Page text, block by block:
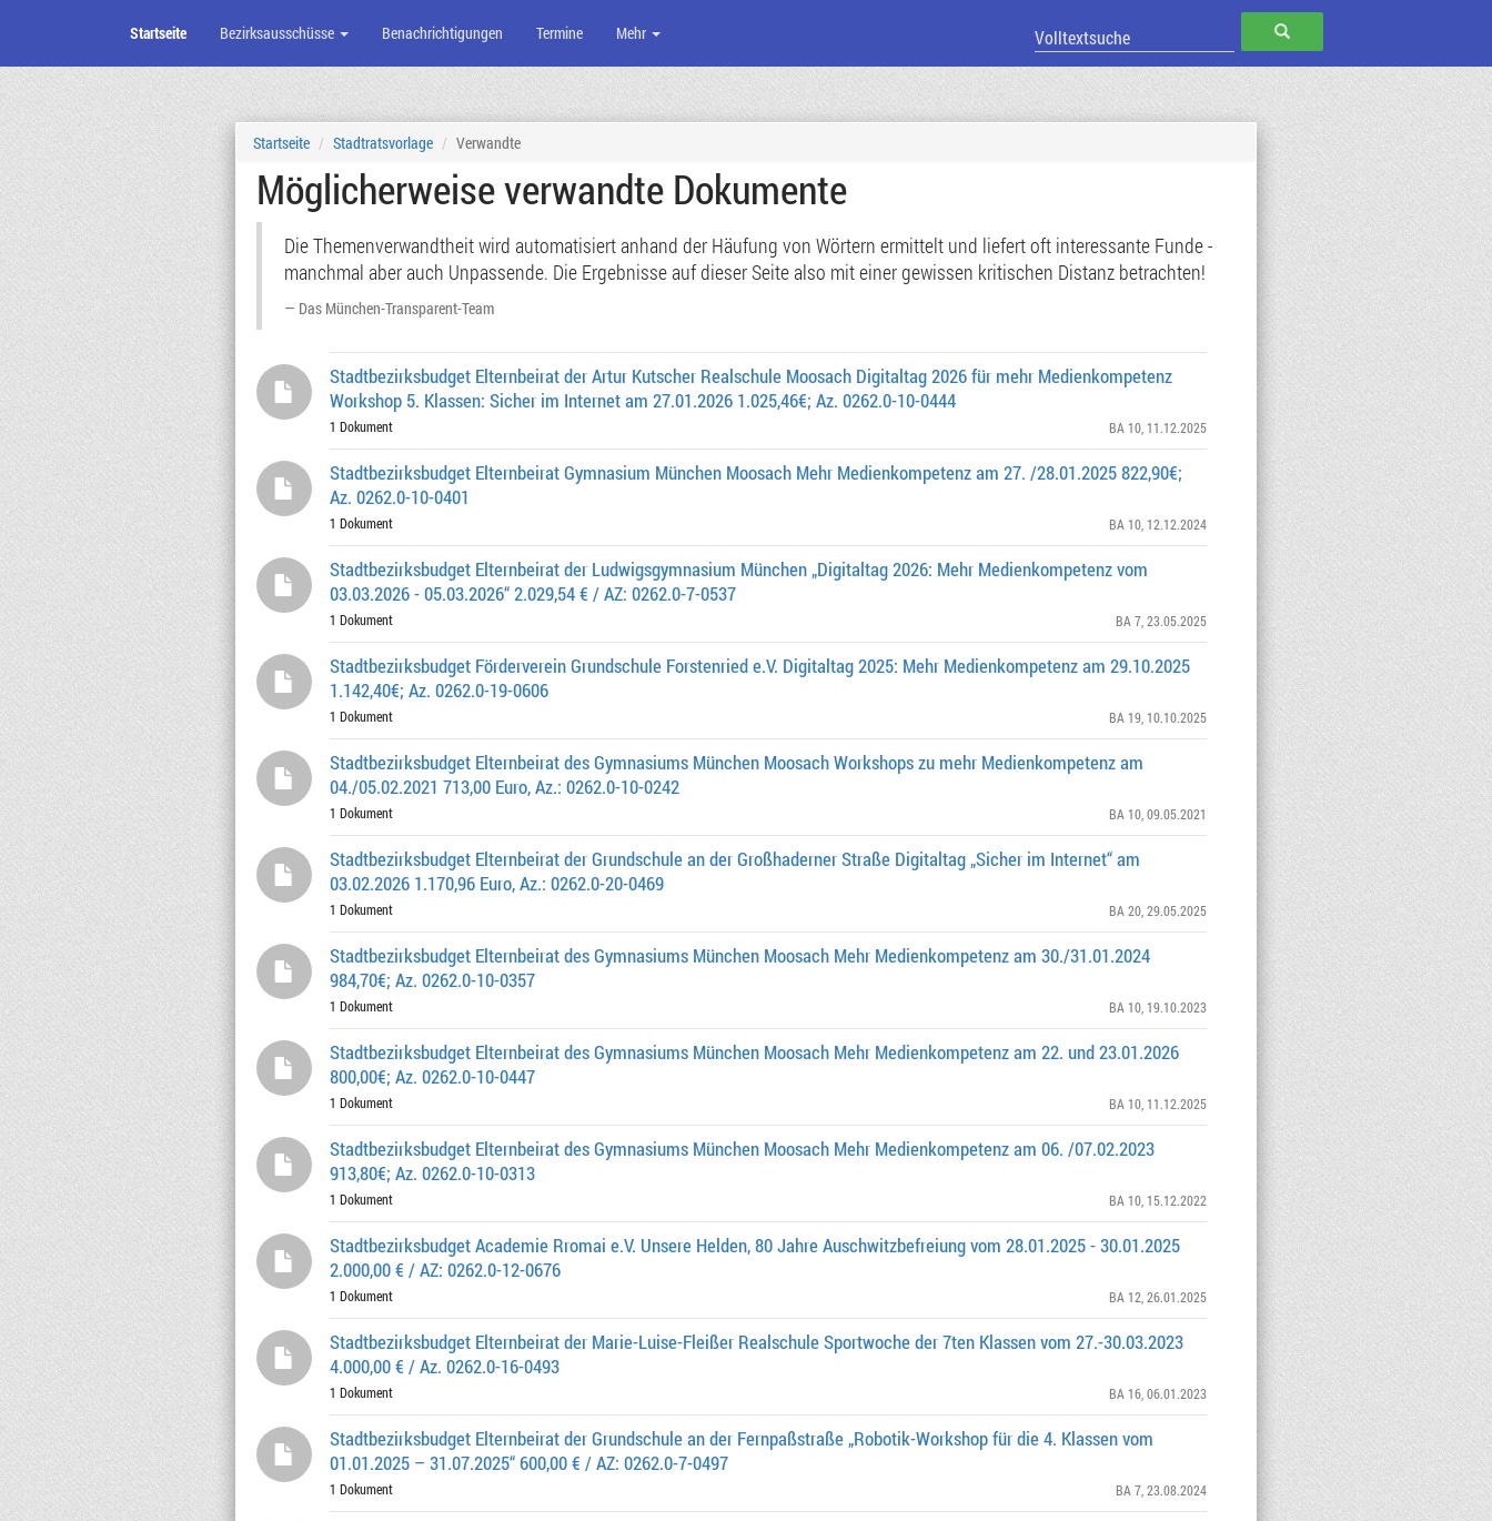
Zum
Seiteninhalt
SUCHEN
Startseite Bezirksausschüsse Benachrichtigungen Termine Mehr
Startseite Stadtratsvorlage Verwandte
Möglicherweise verwandte Dokumente
Die Themenverwandtheit wird automatisiert anhand der Häufung von Wörtern ermittelt und liefert oft interessante Funde -
manchmal aber auch Unpassende. Die Ergebnisse auf dieser Seite also mit einer gewissen kritischen Distanz betrachten!
Das München-Transparent-Team
Stadtbezirksbudget Elternbeirat der Artur Kutscher Realschule Moosach Digitaltag 2026 für mehr Medienkompetenz
Workshop 5. Klassen: Sicher im Internet am 27.01.2026 1.025,46€; Az. 0262.0-10-0444
1 Dokument BA 10, 11.12.2025
Stadtbezirksbudget Elternbeirat Gymnasium München Moosach Mehr Medienkompetenz am 27. /28.01.2025 822,90€;
Az. 0262.0-10-0401
1 Dokument BA 10, 12.12.2024
Stadtbezirksbudget Elternbeirat der Ludwigsgymnasium München „Digitaltag 2026: Mehr Medienkompetenz vom
03.03.2026 - 05.03.2026“ 2.029,54 € / AZ: 0262.0-7-0537
1 Dokument BA 7, 23.05.2025
Stadtbezirksbudget Förderverein Grundschule Forstenried e.V. Digitaltag 2025: Mehr Medienkompetenz am 29.10.2025
1.142,40€; Az. 0262.0-19-0606
1 Dokument BA 19, 10.10.2025
Stadtbezirksbudget Elternbeirat des Gymnasiums München Moosach Workshops zu mehr Medienkompetenz am
04./05.02.2021 713,00 Euro, Az.: 0262.0-10-0242
1 Dokument BA 10, 09.05.2021
Stadtbezirksbudget Elternbeirat der Grundschule an der Großhaderner Straße Digitaltag „Sicher im Internet“ am
03.02.2026 1.170,96 Euro, Az.: 0262.0-20-0469
1 Dokument BA 20, 29.05.2025
Stadtbezirksbudget Elternbeirat des Gymnasiums München Moosach Mehr Medienkompetenz am 30./31.01.2024
984,70€; Az. 0262.0-10-0357
1 Dokument BA 10, 19.10.2023
Stadtbezirksbudget Elternbeirat des Gymnasiums München Moosach Mehr Medienkompetenz am 22. und 23.01.2026
800,00€; Az. 0262.0-10-0447
1 Dokument BA 10, 11.12.2025
Stadtbezirksbudget Elternbeirat des Gymnasiums München Moosach Mehr Medienkompetenz am 06. /07.02.2023
913,80€; Az. 0262.0-10-0313
1 Dokument BA 10, 15.12.2022
Stadtbezirksbudget Academie Rromai e.V. Unsere Helden, 80 Jahre Auschwitzbefreiung vom 28.01.2025 - 30.01.2025
2.000,00 € / AZ: 0262.0-12-0676
1 Dokument BA 12 , 26.01.2025
Stadtbezirksbudget Elternbeirat der Marie-Luise-Fleißer Realschule Sportwoche der 7ten Klassen vom 27.-30.03.2023
4.000,00 € / Az. 0262.0-16-0493
1 Dokument BA 16, 06.01.2023
Stadtbezirksbudget Elternbeirat der Grundschule an der Fernpaßstraße „Robotik-Workshop für die 4. Klassen vom
01.01.2025 – 31.07.2025“ 600,00 € / AZ: 0262.0-7-0497
1 Dokument BA 7, 23.08.2024